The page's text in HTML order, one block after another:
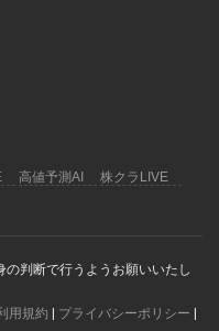
高値予測AI 株クラLIVE
判断で行うようお願いいたし
用規約 | プライバシーポリシー |